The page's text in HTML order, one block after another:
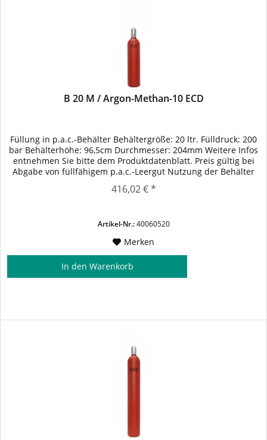
B 20 M / Argon-Methan-10 ECD
Füllung in p.a.c.-Behälter Behältergröße: 20 ltr. Fülldruck: 200
bar Behälterhöhe: 96,5cm Durchmesser: 204mm Weitere Infos
entnehmen Sie bitte dem Produktdatenblatt. Preis gültig bei
Abgabe von füllfähigem p.a.c.-Leergut Nutzung der Behälter
gem. vereinbarten Konditionen.
416,02 € *
Artikel-Nr.:40060520
Merken
In den Warenkorb